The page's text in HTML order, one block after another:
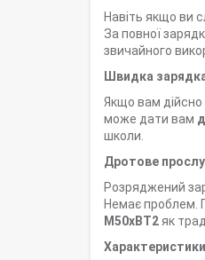
Навіть якщо ви
За повної
звичайного
Швидка
Якщо вам дійсно
може дати вам
школи.
Дротове
Розряджений
Немає проблем.
M50xBT2як
Характеристики